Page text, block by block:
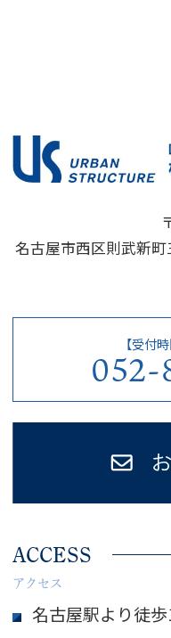
名古屋市西区則武新
【受付
ACCESS
アクセス
名古屋駅より徒